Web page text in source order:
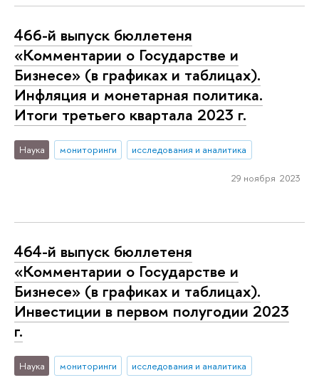
466-й выпуск бюллетеня
«Комментарии о Государстве и
Бизнесе» (в графиках и таблицах).
Инфляция и монетарная политика.
Итоги третьего квартала 2023 г.
Наука мониторинги исследования и аналитика
29 ноября 2023
464-й выпуск бюллетеня
«Комментарии о Государстве и
Бизнесе» (в графиках и таблицах).
Инвестиции в первом полугодии 2023
г.
Наука мониторинги исследования и аналитика